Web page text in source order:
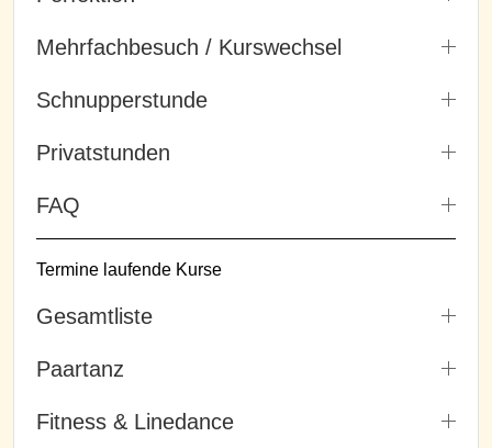
Mehrfachbesuch / Kurswechsel
Schnupperstunde
Privatstunden
FAQ
Termine laufende Kurse
Gesamtliste
Paartanz
Fitness & Linedance